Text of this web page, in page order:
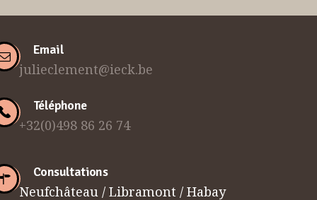
Email
julieclement@ieck.be
Téléphone
+32(0)498 86 26 74
Consultations
Neufchâteau / Libramont / Habay